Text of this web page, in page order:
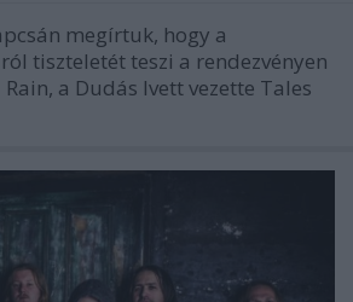
megírtuk, hogy a
tiszteletét teszi a rendezvényen
a Dudás Ivett vezette Tales